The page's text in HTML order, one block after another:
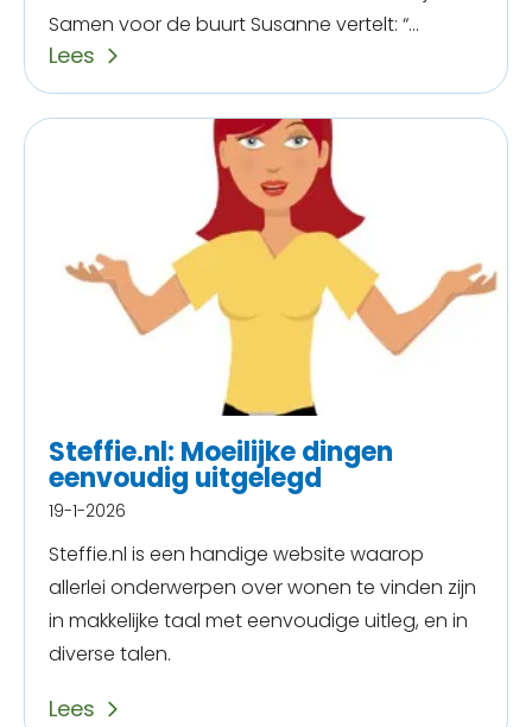
Samen voor de buurt Susanne vertelt: “...
Lees
Steffie.nl: Moeilijke dingen
eenvoudig uitgelegd
19-1-2026
Steffie.nl is een handige website waarop
allerlei onderwerpen over wonen te vinden zijn
in makkelijke taal met eenvoudige uitleg, en in
diverse talen.
Lees